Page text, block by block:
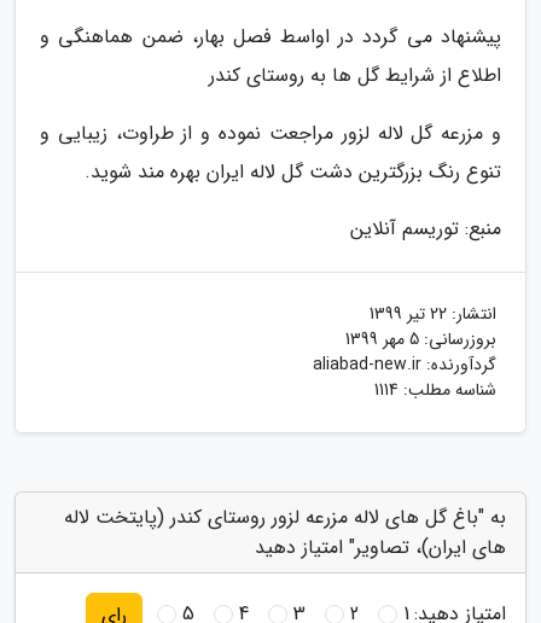
پیشنهاد می گردد در اواسط فصل بهار، ضمن هماهنگی و
اطلاع از شرایط گل ها به روستای کندر
و مزرعه گل لاله لزور مراجعت نموده و از طراوت، زیبایی و
تنوع رنگ بزرگترین دشت گل لاله ایران بهره مند شوید.
منبع: توریسم آنلاین
انتشار: 22 تیر 1399
بروزرسانی: 5 مهر 1399
گردآورنده: aliabad-new.ir
شناسه مطلب: 1114
به "باغ گل های لاله مزرعه لزور روستای کندر (پایتخت لاله
های ایران)، تصاویر" امتیاز دهید
امتیاز دهید:1
2
3
4
5 رای